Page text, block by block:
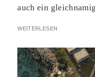
auch ein
WEITERLESEN